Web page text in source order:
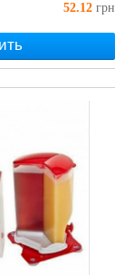
52.12 грн